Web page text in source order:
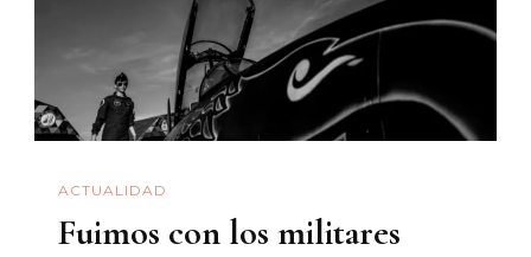
ACTUALIDAD
Fuimos con los militares